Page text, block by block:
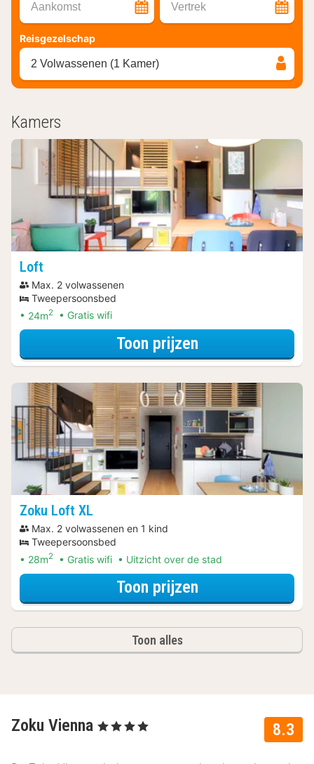
Aankomst Vertrek
Reisgezelschap
2 Volwassenen (1 Kamer)
Kamers
Loft
Max. 2 volwassenen
Tweepersoonsbed
24m2 Gratis wifi
Toon prijzenvoor Spa Resort
Zoku Loft XL
Max. 2 volwassenen en 1 kind
Tweepersoonsbed
28m2 Gratis wifi Uitzicht over de stad
Toon prijzenvoor Spa Resort
Toon alles
8.3
Zoku Vienna , 4 Sterren